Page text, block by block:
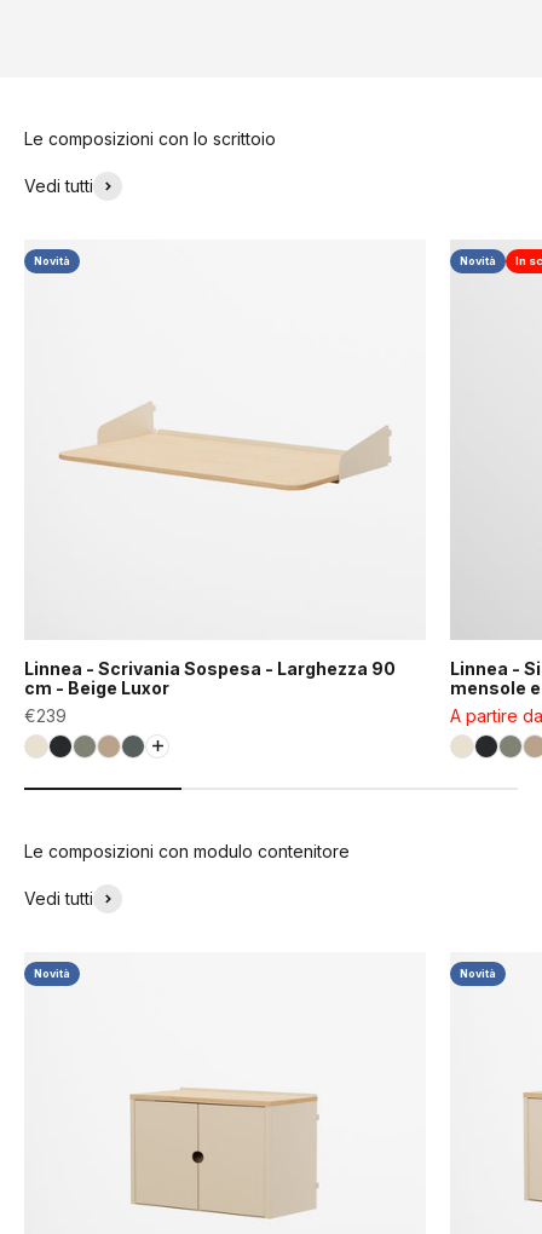
Le composizioni con lo scrittoio
Vedi tutti
Novità
Linnea - Scrivania Sospesa - Larghezza 90
cm - Beige Luxor
Prezzo scontato
€239
Bianco Conchiglia (RAL9001)
Nero Grafite (RAL9011)
Verde Fossile (RAL7033)
Beige Luxor (COD01165)
Grigio Basalto (RAL7012)
Novità In
Linnea -
mensole
Prezzo
A partire
Bianco
Nero
Le composizioni con modulo contenitore
Vedi tutti
Novità Novità